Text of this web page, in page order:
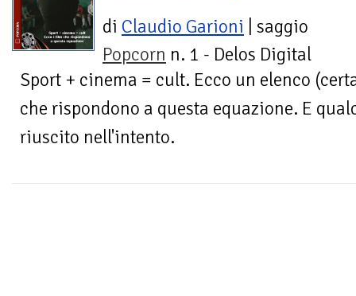
di Claudio Garioni | saggio
Popcorn n. 1 - Delos Digital
Sport + cinema = cult. Ecco un elenco
che rispondono a questa equazione. E
riuscito nell'intento.